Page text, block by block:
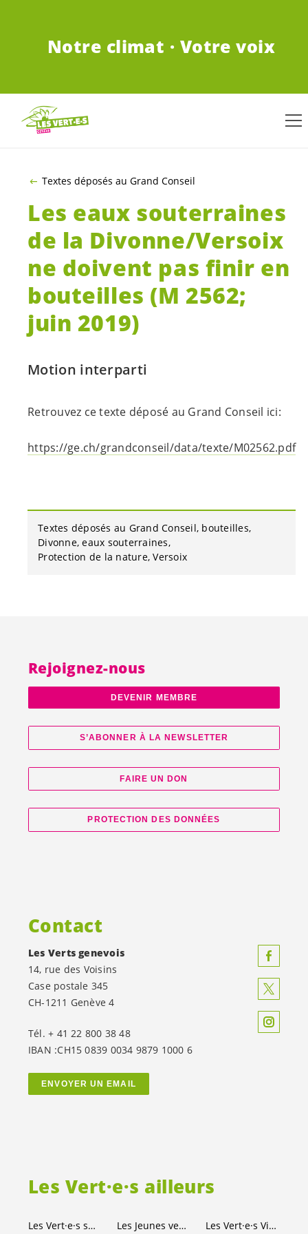
Notre climat · Votre voix
Textes déposés au Grand Conseil
Les eaux souterraines
de la Divonne/Versoix
ne doivent pas finir en
bouteilles (M 2562;
juin 2019)
Motion interparti
Retrouvez ce texte déposé au Grand Conseil ici:
https://ge.ch/grandconseil/data/texte/M02562.pdf
Textes déposés au Grand Conseil bouteilles
Divonne eaux souterraines
Protection de la nature Versoix
Les Vert·e·s ailleurs
Les Vert·e·s suisses Les Jeunes vert-e-s Les Vert·e·s Ville de Genève
Rejoignez-nous
DEVENIR MEMBRE
S’ABONNER À LA NEWSLETTER
FAIRE UN DON
PROTECTION DES DONNÉES
Contact
Les Verts genevois
14, rue des Voisins
Case postale 345
CH-1211 Genève 4
Tél. + 41 22 800 38 48
IBAN :CH15 0839 0034 9879 1000 6
ENVOYER UN EMAIL